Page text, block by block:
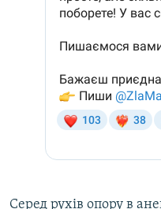
Серед рухів опору в